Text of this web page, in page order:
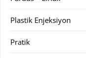
Plastik Enjeksiyon
Pratik